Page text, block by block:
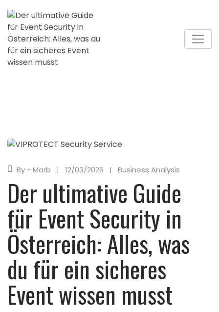
By - Marb 12/03/2026 Business Analysis
Der ultimative Guide
für Event Security in
Österreich: Alles, was
du für ein sicheres
Event wissen musst